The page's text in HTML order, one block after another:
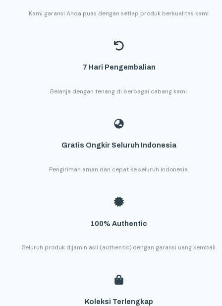
Kami garansi Anda puas dengan setiap produk berkualitas kami.
7 Hari Pengembalian
Belanja dengan tenang di berbagai cabang kami.
Gratis Ongkir Seluruh Indonesia
Pengiriman aman dan cepat ke seluruh Indonesia.
100% Authentic
Seluruh produk dijamin asli (authentic) dengan garansi uang kembali.
Koleksi Terlengkap